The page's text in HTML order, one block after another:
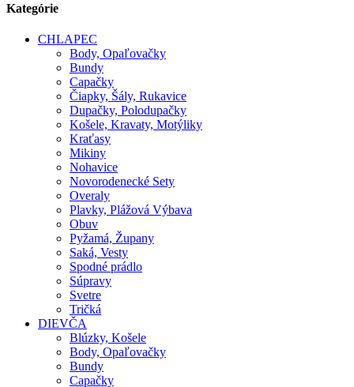
Kategórie
CHLAPEC
Body, Opaľovačky
Bundy
Capačky
Čiapky, Šály, Rukavice
Dupačky, Polodupačky
Košele, Kravaty, Motýliky
Kraťasy
Mikiny
Nohavice
Novorodenecké Sety
Overaly
Plavky, Plážová Výbava
Obuv
Pyžamá, Župany
Saká, Vesty
Spodné prádlo
Súpravy
Svetre
Tričká
DIEVČA
Blúzky, Košele
Body, Opaľovačky
Bundy
Capačky